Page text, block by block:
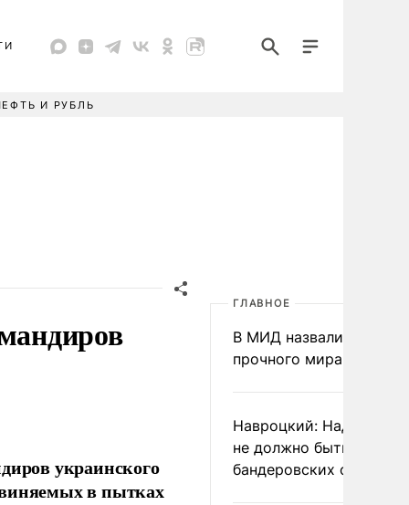
И РУБЛЬ
украинского
в пытках
ГЛАВНОЕ
В МИД назвали условия
прочного мира на
Навроцкий: Над
не должно быть
бандеровских флагов